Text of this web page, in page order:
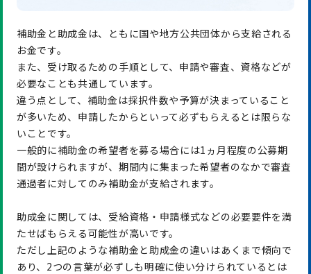
補助金と助成金は、ともに国や地方公共団体から支給される
お金です。
また、受け取るための手順として、申請や審査、資格などが
必要なことも共通しています。
違う点として、補助金は採択件数や予算が決まっていること
が多いため、申請したからといって必ずもらえるとは限らな
いことです。
一般的に補助金の希望者を募る場合には1ヵ月程度の公募期
間が設けられますが、期間内に集まった希望者のなかで審査
通過者に対してのみ補助金が支給されます。
助成金に関しては、受給資格・申請様式などの必要要件を満
たせばもらえる可能性が高いです。
ただし上記のような補助金と助成金の違いはあくまで傾向で
あり、2つの言葉が必ずしも明確に使い分けられているとは